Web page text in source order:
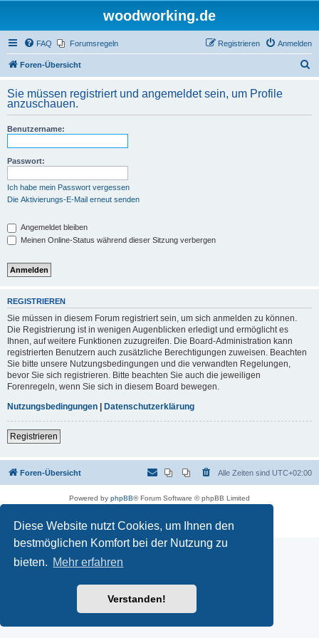
Diese Website nutzt Cookies, um Ihnen den
bestmöglichen Komfort bei der Nutzung zu
bieten. Mehr erfahren
Verstanden!
woodworking.de
FAQ Forumsregeln Anmelden
Registrieren
Foren-Übersicht
h
Sie müssen registriert und angemeldet sein, um Profile
anzuschauen.
Benutzername:
Passwort:
Ich habe mein Passwort vergessen
Die Aktivierungs-E-Mail erneut senden
Angemeldet bleiben
Meinen Online-Status während dieser Sitzung verbergen
REGISTRIEREN
Sie müssen in diesem Forum registriert sein, um sich anmelden zu können.
Die Registrierung ist in wenigen Augenblicken erledigt und ermöglicht es
Ihnen, auf weitere Funktionen zuzugreifen. Die Board-Administration kann
registrierten Benutzern auch zusätzliche Berechtigungen zuweisen. Beachten
Sie bitte unsere Nutzungsbedingungen und die verwandten Regelungen,
bevor Sie sich registrieren. Bitte beachten Sie auch die jeweiligen
Forenregeln, wenn Sie sich in diesem Board bewegen.
Nutzungsbedingungen | Datenschutzerklärung
Registrieren
Foren-Übersicht Alle Zeiten sind UTC+02:00
Powered by phpBB® Forum Software © phpBB Limited
Datenschutz|Nutzungsbedingungen